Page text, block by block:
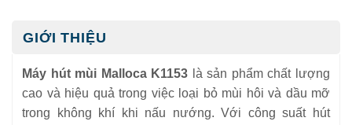
GIỚI THIỆU
Máy hút mùi Malloca K1153 là sản phẩm chất lượng
cao và hiệu quả trong việc loại bỏ mùi hôi và dầu mỡ
trong không khí khi nấu nướng. Với công suất hút